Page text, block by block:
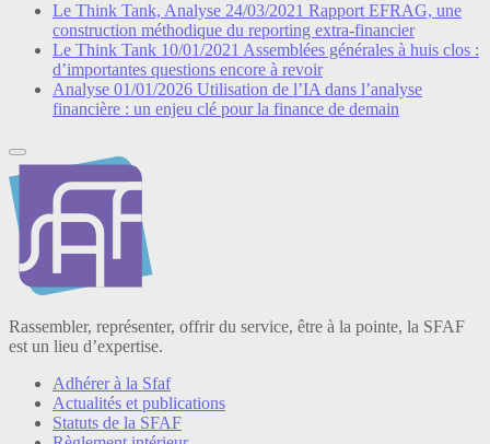
Le Think Tank, Analyse 24/03/2021 Rapport EFRAG, une
construction méthodique du reporting extra-financier
Le Think Tank 10/01/2021 Assemblées générales à huis clos :
d’importantes questions encore à revoir
Analyse 01/01/2026 Utilisation de l’IA dans l’analyse
financière : un enjeu clé pour la finance de demain
Rassembler, représenter, offrir du service, être à la pointe, la SFAF
est un lieu d’expertise.
Adhérer à la Sfaf
Actualités et publications
Statuts de la SFAF